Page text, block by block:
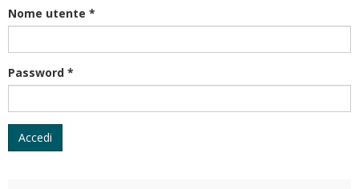
Nome utente *
Password *
Accedi